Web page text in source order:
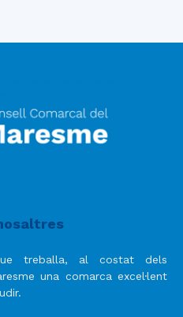
treballa, al costat dels
una comarca excel·lent